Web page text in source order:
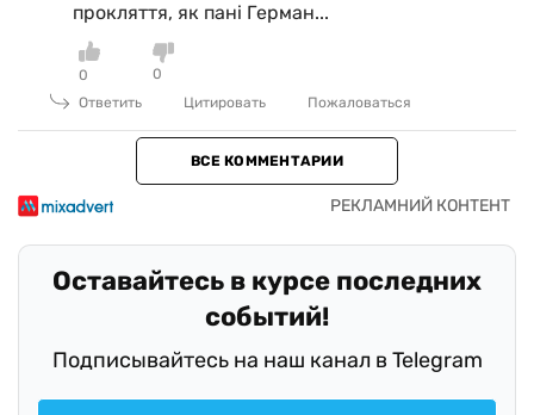
прокляття, як пані Герман...
0
0
Ответить
Цитировать Пожаловаться
ВСЕ КОММЕНТАРИИ
Оставайтесь в курсе последних
событий!
Подписывайтесь на наш канал в Telegram